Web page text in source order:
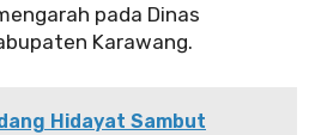
pada Dinas
Karawang.
Hidayat Sambut